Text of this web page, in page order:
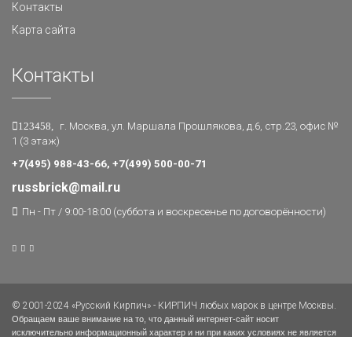
Контакты
Карта сайта
Контакты
123458, г. Москва, ул. Маршала Прошлякова, д.6, стр.23, офис №
1 (3 этаж)
+7(495) 988-43-66, +7(499) 500-00-71
russbrick@mail.ru
Пн - Пт / 9:00-18:00 (суббота и воскресенье по договорённости)
© 2001-2024 «Русский Кирпич» - КИРПИЧ любых марок в центре Москвы.
Обращаем ваше внимание на то, что данный интернет-сайт носит
исключительно информационный характер и ни при каких условиях не является